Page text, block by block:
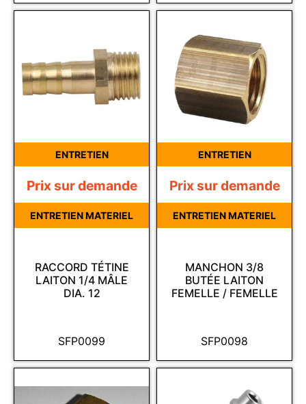
ENTRETIEN
SFP0099
RACCORD TÉTINE
LAITON 1/4 MÂLE
DIA. 12
Prix sur demande
ENTRETIEN MATERIEL
ENTRETIEN
SFP0098
MANCHON 3/8
BUTÉE LAITON
FEMELLE / FEMELLE
Prix sur demande
ENTRETIEN MATERIEL